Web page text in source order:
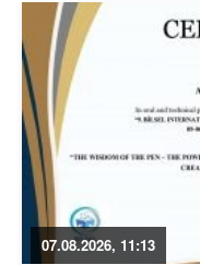
07.08.2026, 11:13